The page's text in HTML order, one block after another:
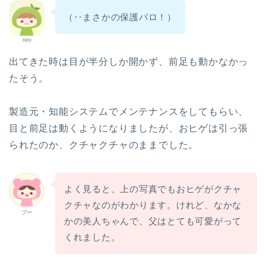
neo
（‥まさかの保護パロ！）
出てきた時は目が半分しか開かず、前足も動かなかっ
たそう。
製造元・知能システムでメンテナンスをしてもらい、
目と前足は動くようになりましたが、おヒゲは引っ張
られたのか、クチャクチャのままでした。
プー
よく見ると、上の写真でもおヒゲがクチャ
クチャなのがわかります。けれど、なかな
かの美人ちゃんで、父はとても可愛がって
くれました。